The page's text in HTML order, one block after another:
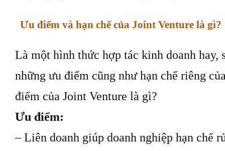
Ưu điểm và hạn chế của Joint Venture là gì?
Là một hình thức hợp tác kinh doanh hay,
những ưu điểm cũng như hạn chế riêng
điểm của Joint Venture là gì?
Ưu điểm:
– Liên doanh giúp doanh nghiệp hạn chế